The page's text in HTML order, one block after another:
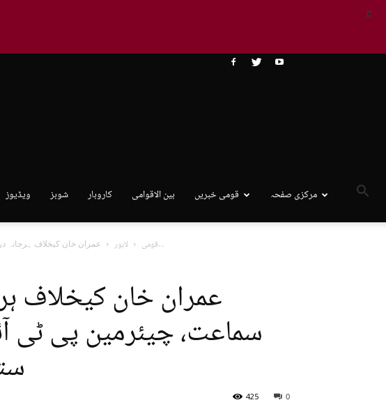
ویڈیوز شوبز کاروبار بین الاقوامی قومی خبریں مرکزی صفحہ
قومی لاہور
عمران خان کیخلاف ہرجانہ درخواست کی سماعت، چیئرمین پی ٹی آئی پیش...
عمران خان کیخلاف
0
425
X